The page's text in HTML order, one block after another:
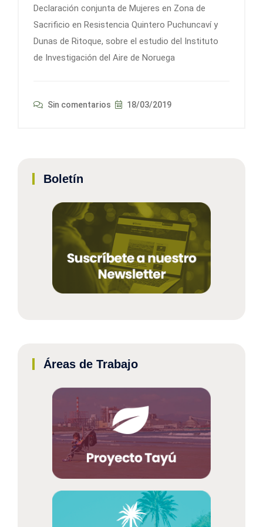
Declaración conjunta de Mujeres en Zona de
Sacrificio en Resistencia Quintero Puchuncaví y
Dunas de Ritoque, sobre el estudio del Instituto
de Investigación del Aire de Noruega
Sin comentarios 18/03/2019
Boletín
Áreas de Trabajo